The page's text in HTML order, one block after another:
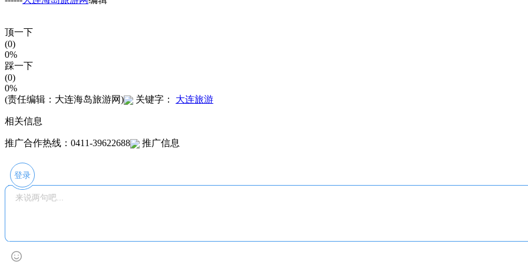
顶一下
(0)
0%
踩一下
(0)
0%
(责任编辑：大连海岛旅游网)
关键字： 大连旅游
相关信息
推广合作热线：0411-39622688 推广信息
登录